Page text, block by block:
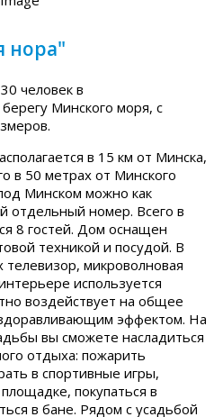
нора"
человек в
Минского моря, с
в 15 км от Минска,
в 50 метрах от Минского
Минском можно как
отдельный номер. Всего в
8 гостей. Дом оснащен
техникой и посудой. В
микроволновая
используется
воздействует на общее
эффектом. На
вы сможете насладиться
отдыха: пожарить
в спортивные игры,
покупаться в
в бане. Рядом с усадьбой